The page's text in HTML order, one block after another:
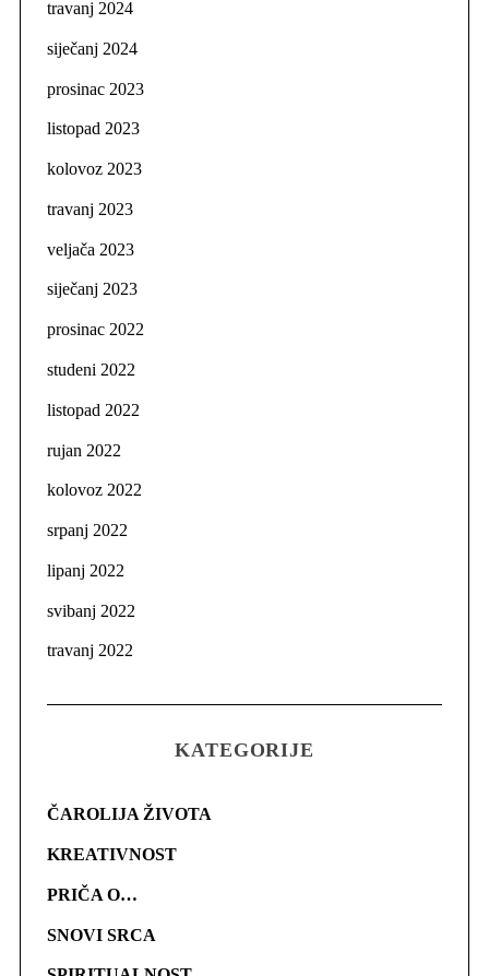
travanj 2024
siječanj 2024
prosinac 2023
listopad 2023
kolovoz 2023
travanj 2023
veljača 2023
siječanj 2023
prosinac 2022
studeni 2022
listopad 2022
rujan 2022
kolovoz 2022
srpanj 2022
lipanj 2022
svibanj 2022
travanj 2022
KATEGORIJE
ČAROLIJA ŽIVOTA
KREATIVNOST
PRIČA O…
SNOVI SRCA